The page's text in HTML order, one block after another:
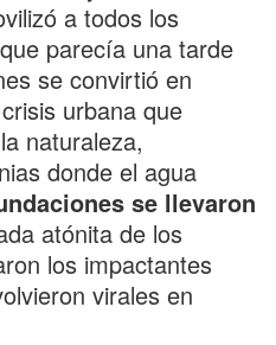
a todos los
parecía una tarde
se convirtió en
urbana que
naturaleza,
donde el agua
se llevaron
atónita de los
los impactantes
virales en